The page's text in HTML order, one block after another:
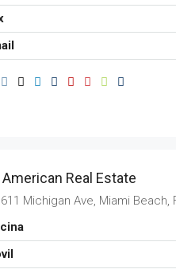
American Real Estate
Michigan Ave, Miami Beach,